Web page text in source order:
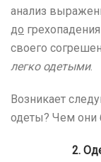
анализ
до
своего
легко одетыми.
Возникает
одеты? Чем они
2.